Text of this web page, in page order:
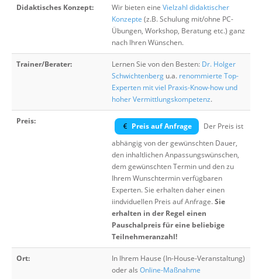
Didaktisches Konzept: Wir bieten eine Vielzahl didaktischer
Konzepte (z.B. Schulung mit/ohne PC-
Übungen, Workshop, Beratung etc.) ganz
nach Ihren Wünschen.
Trainer/Berater: Lernen Sie von den Besten: Dr. Holger
Schwichtenberg u.a. renommierte Top-
Experten mit viel Praxis-Know-how und
hoher Vermittlungskompetenz.
Preis:
Preis auf Anfrage
Der Preis ist
abhängig von der gewünschten Dauer,
den inhaltlichen Anpassungswünschen,
dem gewünschten Termin und den zu
Ihrem Wunschtermin verfügbaren
Experten. Sie erhalten daher einen
iindviduellen Preis auf Anfrage.Sie
erhalten in der Regel einen
Pauschalpreis für eine beliebige
Teilnehmeranzahl!
Ort:
In Ihrem Hause (In-House-Veranstaltung)
oder als Online-Maßnahme